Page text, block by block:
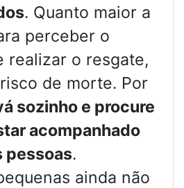
. Quanto maior a
perceber o
realizar o resgate,
de morte. Por
sozinho e procure
acompanhado
pessoas.
ainda não